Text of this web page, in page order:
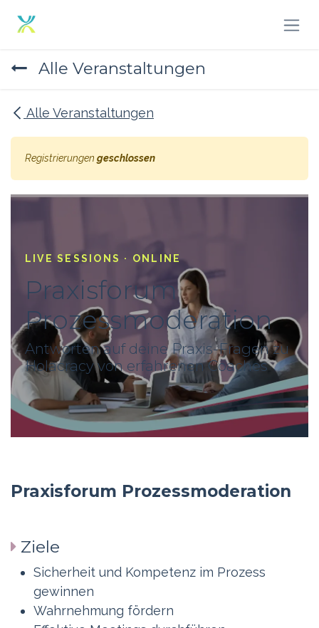
Alle Veranstaltungen
Alle Veranstaltungen
Registrierungen geschlossen
LIVE SESSIONS · ONLINE
Praxisforum
Prozessmoderation
Antworten auf deine Praxis-Fragen zu
Holacracy von erfahrenen Coaches
Praxisforum Prozessmoderation
Ziele
Sicherheit und Kompetenz im Prozess
gewinnen
Wahrnehmung fördern